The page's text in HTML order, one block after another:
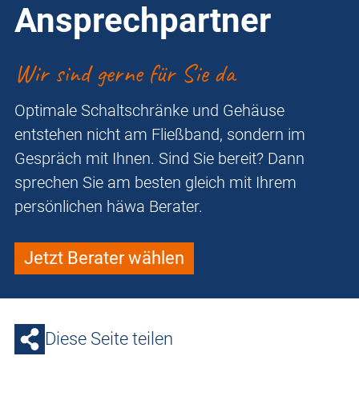
Ansprechpartner
Wir sind gerne für Sie da
Optimale Schaltschränke und Gehäuse
entstehen nicht am Fließband, sondern im
Gespräch mit Ihnen. Sind Sie bereit? Dann
sprechen Sie am besten gleich mit Ihrem
persönlichen häwa Berater.
Jetzt Berater wählen
Diese Seite teilen